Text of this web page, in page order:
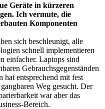
Geräte in kürzeren
Ich vermute, die
Komponenten
sich beschleunigt, alle
schnell implementieren
einfacher. Laptops sind
Gebrauchsgegenständen
entsprechend mit fest
Weg gesucht. Der
war aber das
Bereich.